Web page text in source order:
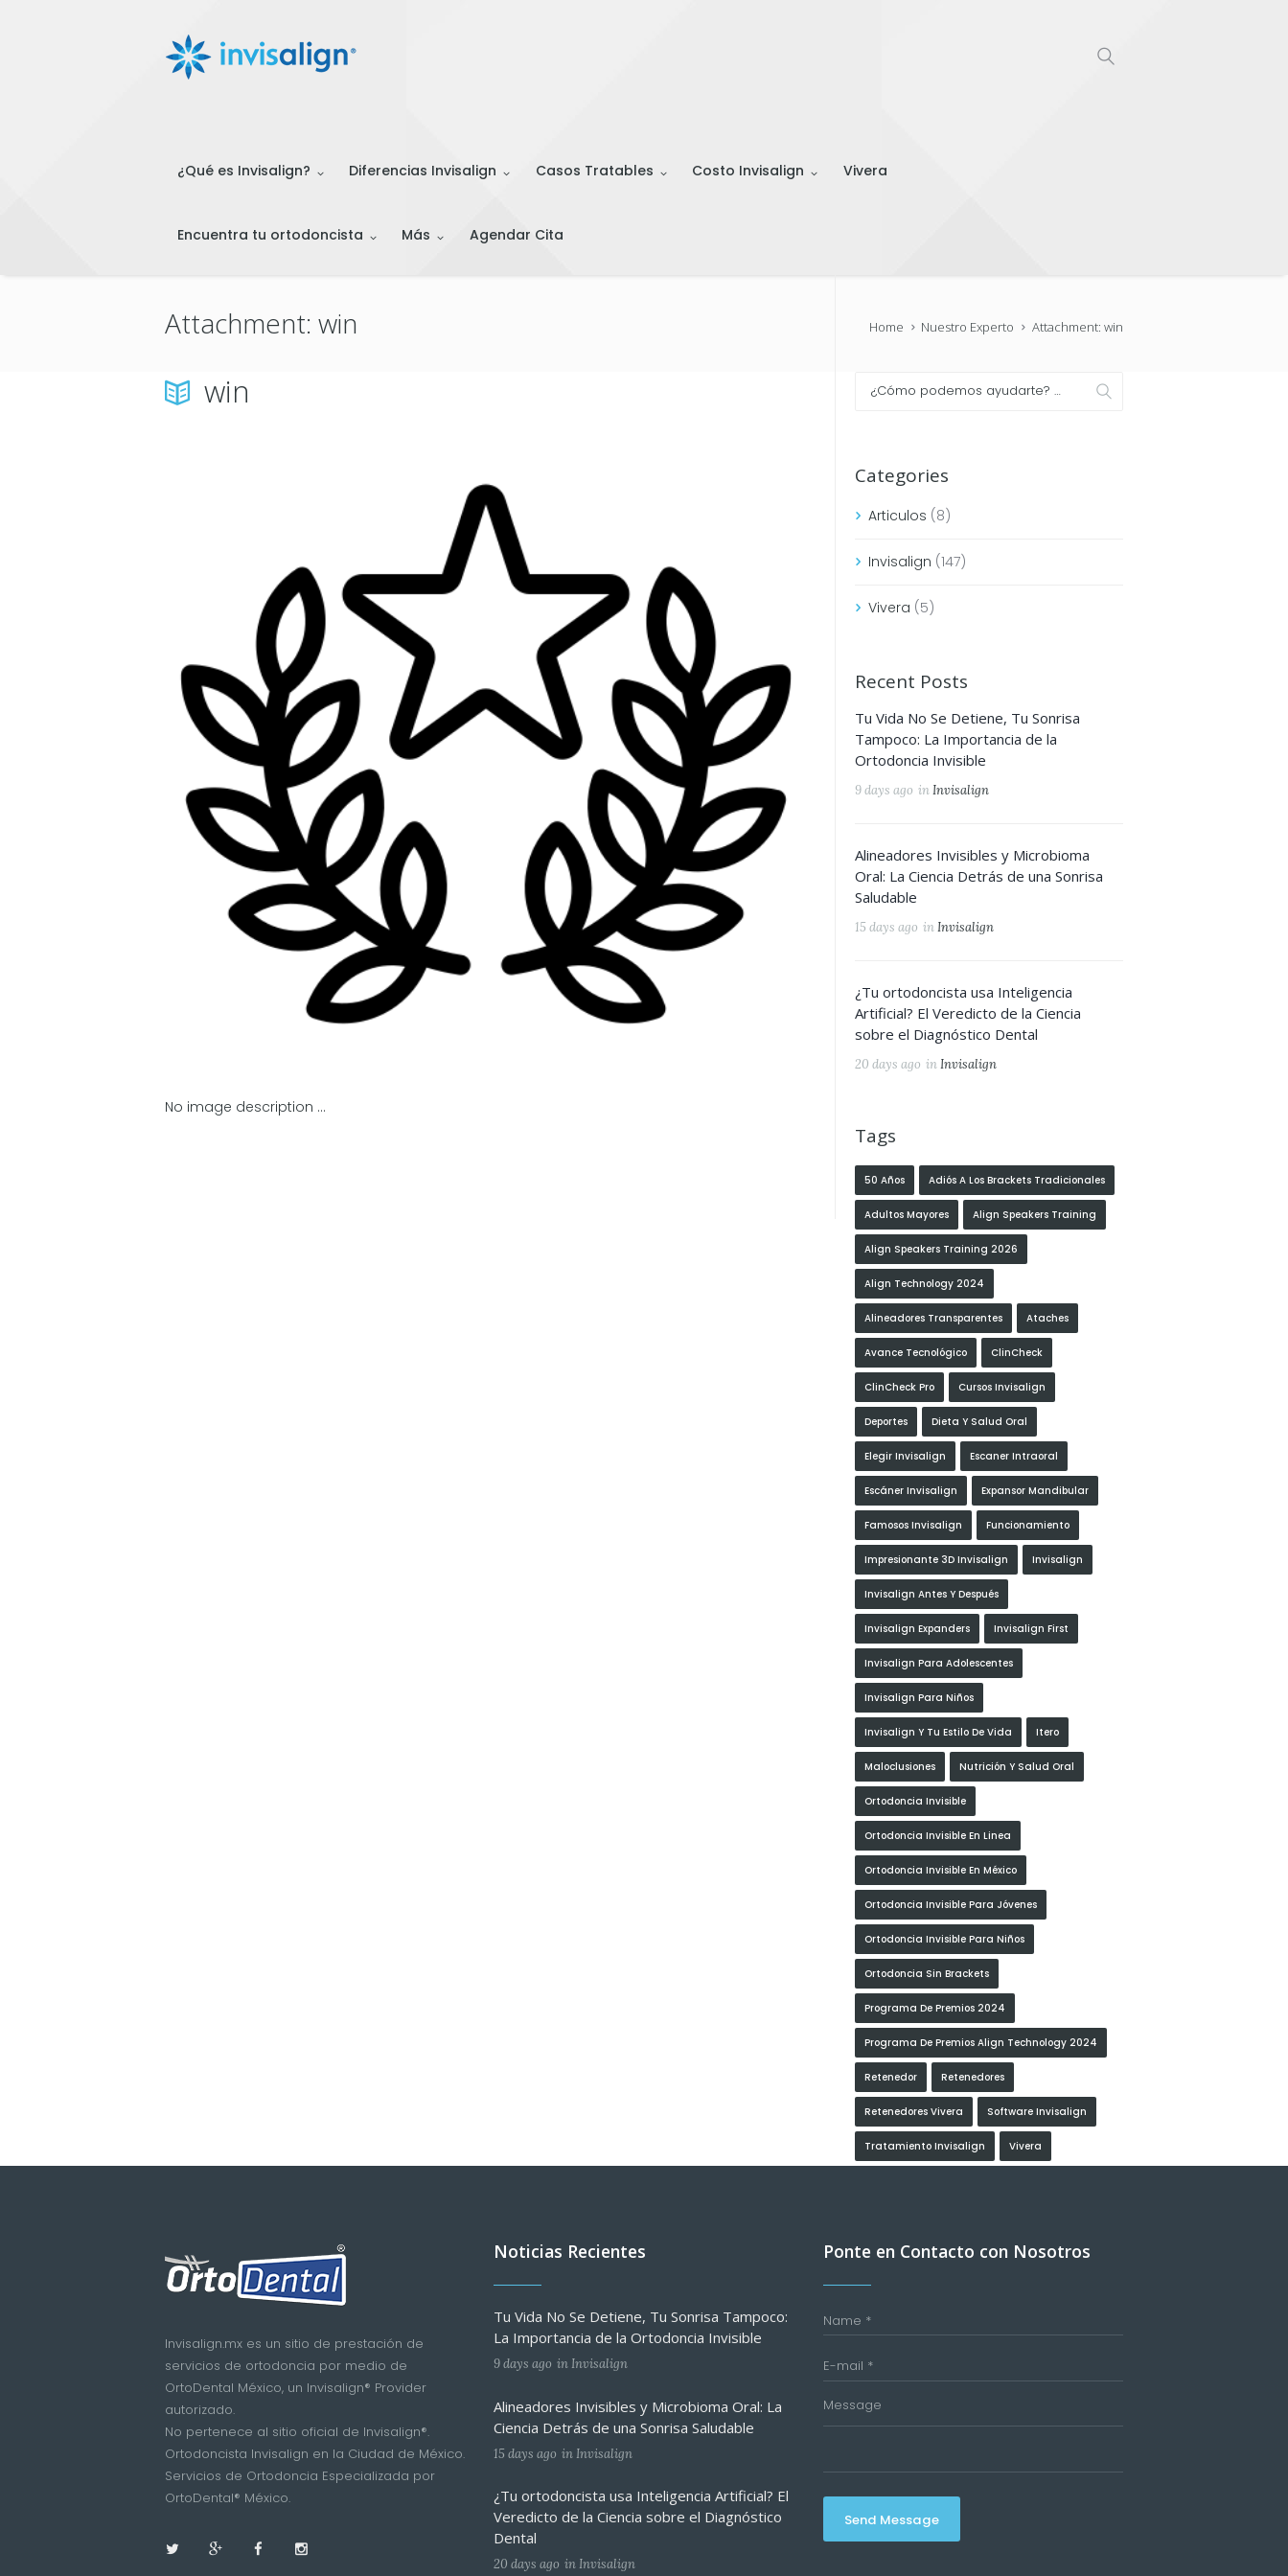
¿Qué es Invisalign? Diferencias Invisalign Casos Tratables Costo Invisalign Vivera
Encuentra tu ortodoncista Más Agendar Cita
Attachment: win Home Nuestro Experto Attachment: win
win
Next item
No image description ...
Categories
Articulos (8)
Invisalign (147)
Vivera (5)
Recent Posts
Tu Vida No Se Detiene, Tu Sonrisa
Tampoco: La Importancia de la
Ortodoncia Invisible
9 days ago inInvisalign
Alineadores Invisibles y Microbioma
Oral: La Ciencia Detrás de una Sonrisa
Saludable
15 days ago inInvisalign
¿Tu ortodoncista usa Inteligencia
Artificial? El Veredicto de la Ciencia
sobre el Diagnóstico Dental
20 days ago inInvisalign
Tags
50 Años Adiós A Los Brackets Tradicionales
Adultos Mayores Align Speakers Training
Align Speakers Training 2026
Align Technology 2024
Alineadores Transparentes Ataches
Avance Tecnológico ClinCheck
ClinCheck Pro Cursos Invisalign
Deportes Dieta Y Salud Oral
Elegir Invisalign Escaner Intraoral
Escáner Invisalign Expansor Mandibular
Famosos Invisalign Funcionamiento
Impresionante 3D Invisalign Invisalign
Invisalign Antes Y Después
Invisalign Expanders Invisalign First
Invisalign Para Adolescentes
Invisalign Para Niños
Invisalign Y Tu Estilo De Vida Itero
Maloclusiones Nutrición Y Salud Oral
Ortodoncia Invisible
Ortodoncia Invisible En Linea
Ortodoncia Invisible En México
Ortodoncia Invisible Para Jóvenes
Ortodoncia Invisible Para Niños
Ortodoncia Sin Brackets
Programa De Premios 2024
Programa De Premios Align Technology 2024
Retenedor Retenedores
Retenedores Vivera Software Invisalign
Tratamiento Invisalign Vivera
Invisalign.mx es un sitio de prestación de
servicios de ortodoncia por medio de
OrtoDental México, un Invisalign® Provider
autorizado.
No pertenece al sitio oficial de Invisalign®.
Ortodoncista Invisalign en la Ciudad de México.
Servicios de Ortodoncia Especializada por
OrtoDental® México.
Noticias Recientes
Tu Vida No Se Detiene, Tu Sonrisa Tampoco:
La Importancia de la Ortodoncia Invisible
9 days ago inInvisalign
Alineadores Invisibles y Microbioma Oral: La
Ciencia Detrás de una Sonrisa Saludable
15 days ago inInvisalign
¿Tu ortodoncista usa Inteligencia Artificial? El
Veredicto de la Ciencia sobre el Diagnóstico
Dental
20 days ago inInvisalign
Ponte en Contacto con Nosotros
Send Message